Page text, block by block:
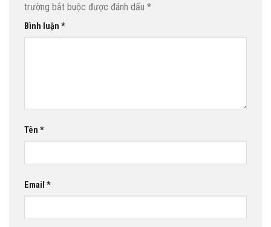
trường bắt buộc được đánh dấu *
Bình luận *
Tên *
Email *